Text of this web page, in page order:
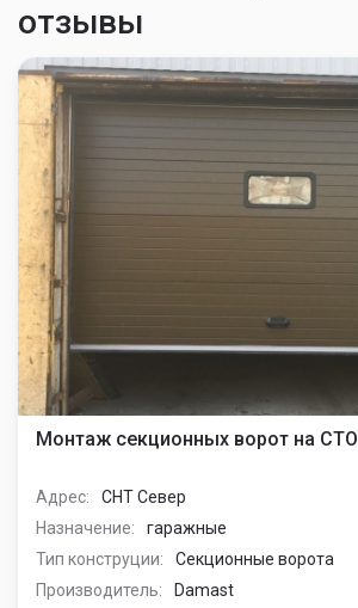
отзывы
Монтаж секционных ворот на СТО
Адрес:
СНТ Север
Назначение:
гаражные
Тип конструции:
Секционные ворота
Производитель:
Damast